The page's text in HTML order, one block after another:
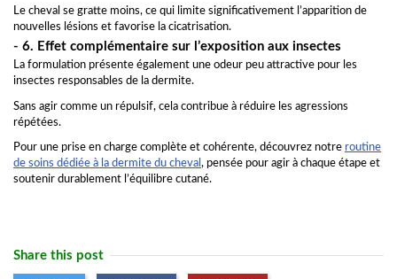
Le cheval se gratte moins, ce qui limite significativement l’apparition de
nouvelles lésions et favorise la cicatrisation.
- 6. Effet complémentaire sur l’exposition aux insectes
La formulation présente également une odeur peu attractive pour les
insectes responsables de la dermite.
Sans agir comme un répulsif, cela contribue à réduire les agressions
répétées.
Pour une prise en charge complète et cohérente, découvrez notre routine
de soins dédiée à la dermite du cheval , pensée pour agir à chaque étape et
soutenir durablement l’équilibre cutané.
Share this post